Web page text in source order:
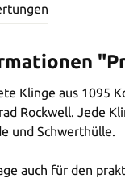
Klinge aus 1095
Rockwell. Jede
und Schwerthülle.
auch für den